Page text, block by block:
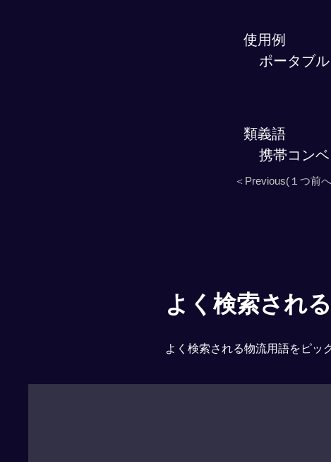
使用例
ポータブ
類義語
携帯コン
＜Previous(１つ前
よく検索され
よく検索される物流用語をピッ